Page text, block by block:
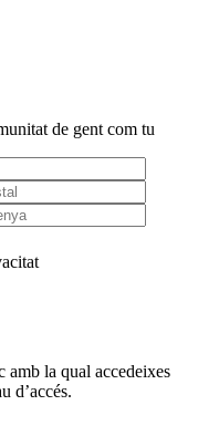
de gent com tu
amb la qual accedeixes
d’accés.